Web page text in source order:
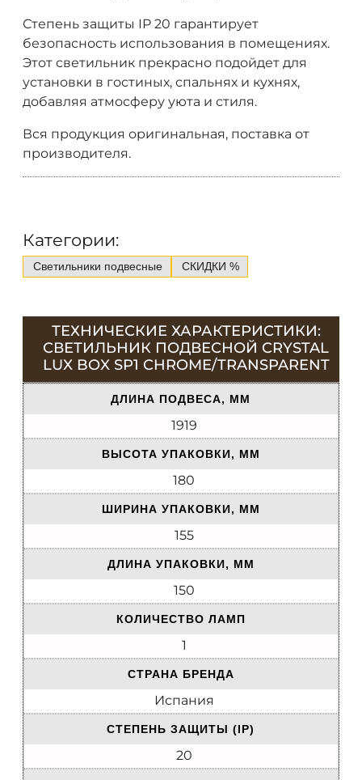
Степень защиты IP 20 гарантирует
безопасность использования в помещениях.
Этот светильник прекрасно подойдет для
установки в гостиных, спальнях и кухнях,
добавляя атмосферу уюта и стиля.
Вся продукция оригинальная, поставка от
производителя.
Категории:
Светильники подвесные СКИДКИ %
ТЕХНИЧЕСКИЕ ХАРАКТЕРИСТИКИ:
СВЕТИЛЬНИК ПОДВЕСНОЙ CRYSTAL
LUX BOX SP1 CHROME/TRANSPARENT
ДЛИНА ПОДВЕСА, ММ
1919
ВЫСОТА УПАКОВКИ, ММ
180
ШИРИНА УПАКОВКИ, ММ
155
ДЛИНА УПАКОВКИ, ММ
150
КОЛИЧЕСТВО ЛАМП
1
СТРАНА БРЕНДА
Испания
СТЕПЕНЬ ЗАЩИТЫ (IP)
20